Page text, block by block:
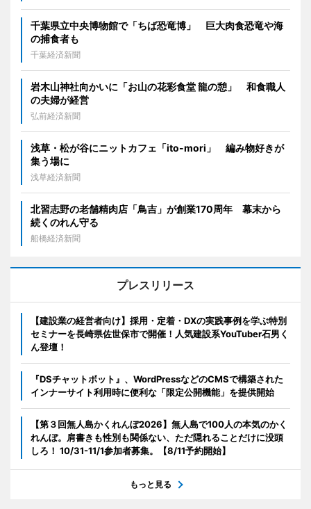
千葉県立中央博物館で「ちば恐竜博」 巨大肉食恐竜や海
の捕食者も
千葉経済新聞
岩木山神社向かいに「お山の花彩食堂 龍の憩」 和食職人
の夫婦が経営
弘前経済新聞
浅草・松が谷にニットカフェ「ito-mori」 編み物好きが
集う場に
浅草経済新聞
北習志野の老舗精肉店「鳥吉」が創業170周年 幕末から
続くのれん守る
船橋経済新聞
プレスリリース
【建設業の経営者向け】採用・定着・DXの実践事例を学ぶ特別
セミナーを長崎県佐世保市で開催！人気建設系YouTuber石男く
ん登壇！
『DSチャットボット』、WordPressなどのCMSで構築された
インナーサイト利用時に便利な「限定公開機能」を提供開始
【第３回無人島かくれんぼ2026】無人島で100人の本気のかく
れんぼ。肩書きも性別も関係ない、ただ隠れることだけに没頭
しろ！ 10/31-11/1参加者募集。【8/11予約開始】
もっと見る